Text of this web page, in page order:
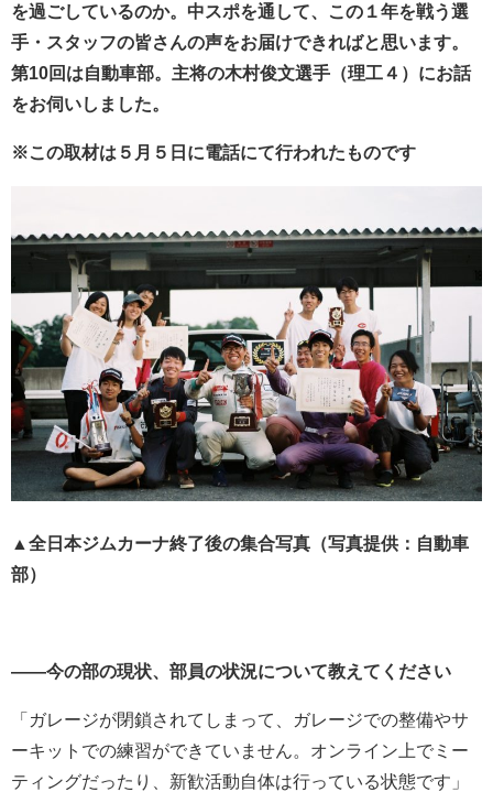
を過ごしているのか。中スポを通して、この１年を戦う選
手・スタッフの皆さんの声をお届けできればと思います。
第10回は自動車部。主将の木村俊文選手（理工４）にお話
をお伺いしました。
※この取材は５月５日に電話にて行われたものです
▲全日本ジムカーナ終了後の集合写真（写真提供：自動車
部）
――今の部の現状、部員の状況について教えてください
「ガレージが閉鎖されてしまって、ガレージでの整備やサ
ーキットでの練習ができていません。オンライン上でミー
ティングだったり、新歓活動自体は行っている状態です」